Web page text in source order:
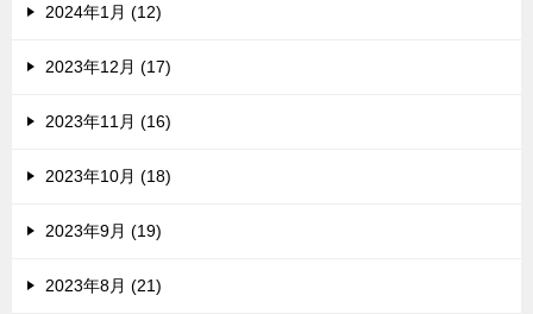
2024年1月 (12)
2023年12月 (17)
2023年11月 (16)
2023年10月 (18)
2023年9月 (19)
2023年8月 (21)